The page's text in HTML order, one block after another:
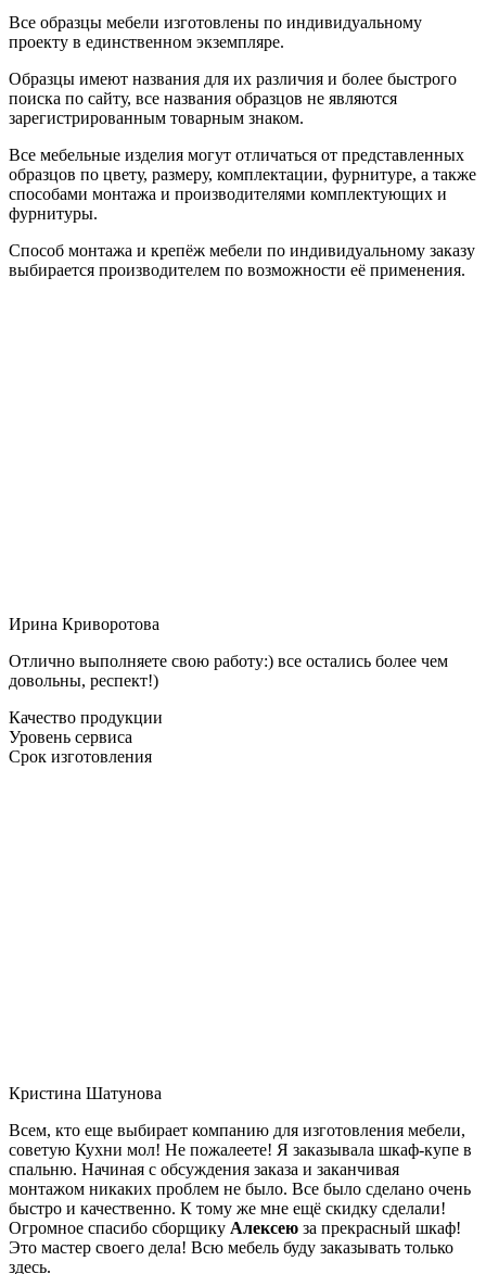
Все образцы мебели изготовлены по индивидуальному
проекту в единственном экземпляре.
Образцы имеют названия для их различия и более быстрого
поиска по сайту, все названия образцов не являются
зарегистрированным товарным знаком.
Все мебельные изделия могут отличаться от представленных
образцов по цвету, размеру, комплектации, фурнитуре, а также
способами монтажа и производителями комплектующих и
фурнитуры.
Способ монтажа и крепёж мебели по индивидуальному заказу
выбирается производителем по возможности её применения.
Ирина Криворотова
Отлично выполняете свою работу:) все остались более чем
довольны, респект!)
Качество продукции
Уровень сервиса
Срок изготовления
Кристина Шатунова
Всем, кто еще выбирает компанию для изготовления мебели,
советую Кухни мол! Не пожалеете! Я заказывала шкаф-купе в
спальню. Начиная с обсуждения заказа и заканчивая
монтажом никаких проблем не было. Все было сделано очень
быстро и качественно. К тому же мне ещё скидку сделали!
Огромное спасибо сборщику Алексею за прекрасный шкаф!
Это мастер своего дела! Всю мебель буду заказывать только
здесь.